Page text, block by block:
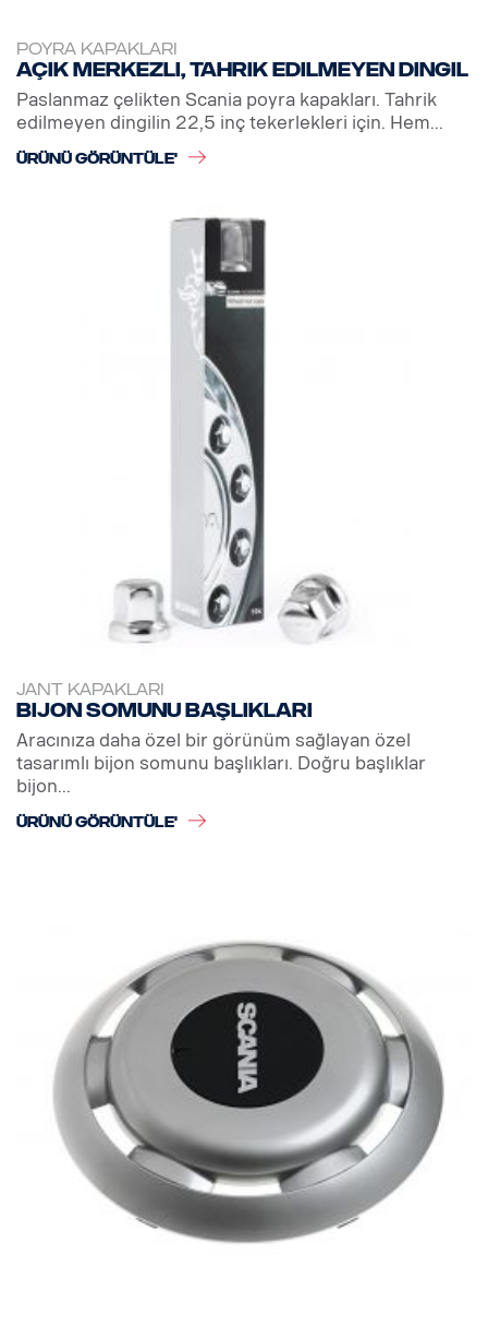
POYRA KAPAKLARI
Açık merkezli, tahrik edilmeyen dingil
Paslanmaz çelikten Scania poyra kapakları. Tahrik
edilmeyen dingilin 22,5 inç tekerlekleri için. Hem...
ÜRÜNÜ GÖRÜNTÜLE'
JANT KAPAKLARI
Bijon somunu başlıkları
Aracınıza daha özel bir görünüm sağlayan özel
tasarımlı bijon somunu başlıkları. Doğru başlıklar
bijon...
ÜRÜNÜ GÖRÜNTÜLE'